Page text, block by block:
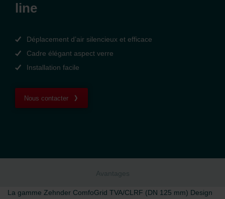
line
Déplacement d’air silencieux et efficace
Cadre élégant aspect verre
Installation facile
Nous contacter
Avantages
La gamme Zehnder ComfoGrid TVA/CLRF (DN 125 mm) Design